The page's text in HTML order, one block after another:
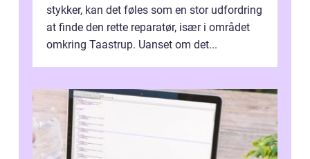
stykker, kan det føles som en stor udfordring
at finde den rette reparatør, især i området
omkring Taastrup. Uanset om det...